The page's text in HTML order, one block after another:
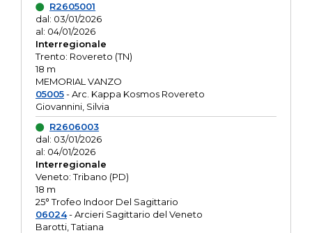
R2605001
dal: 03/01/2026
al: 04/01/2026
Interregionale
Trento: Rovereto (TN)
18 m
MEMORIAL VANZO
05005- Arc. Kappa Kosmos Rovereto
Giovannini, Silvia
R2606003
dal: 03/01/2026
al: 04/01/2026
Interregionale
Veneto: Tribano (PD)
18 m
25° Trofeo Indoor Del Sagittario
06024- Arcieri Sagittario del Veneto
Barotti, Tatiana